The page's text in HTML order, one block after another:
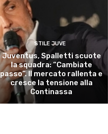
STILE JUVE
Juventus, Spalletti scuote
la squadra: “Cambiate
passo”. Il mercato rallenta e
cresce la tensione alla
Continassa